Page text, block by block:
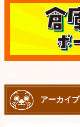
アーカイブ